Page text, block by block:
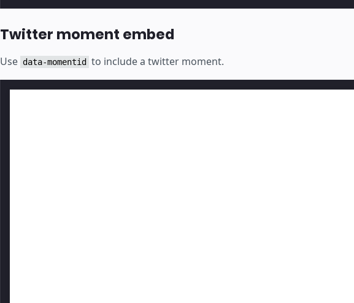
Twitter moment embed
Use data-momentid to include a twitter moment.